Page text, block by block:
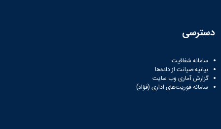
دسترسی
سامانه شفافیت
بیانیه صیانت از داده‌ها
گزارش آماری وب‌ سایت
سامانه فوریت‌های اداری (فؤاد)